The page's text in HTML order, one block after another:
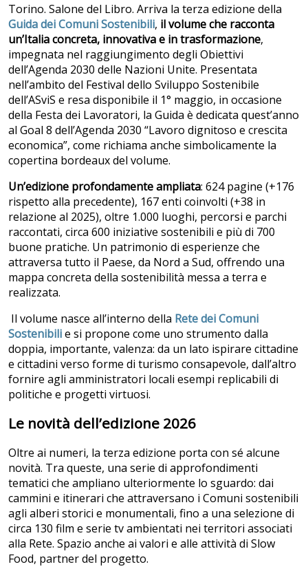
Torino. Salone del Libro. Arriva la terza edizione della
Guida dei Comuni Sostenibili, il volume che racconta
un’Italia concreta, innovativa e in trasformazione,
impegnata nel raggiungimento degli Obiettivi
dell’Agenda 2030 delle Nazioni Unite. Presentata
nell’ambito del Festival dello Sviluppo Sostenibile
dell’ASviS e resa disponibile il 1° maggio, in occasione
della Festa dei Lavoratori, la Guida è dedicata quest’anno
al Goal 8 dell’Agenda 2030 “Lavoro dignitoso e crescita
economica”, come richiama anche simbolicamente la
copertina bordeaux del volume.
Un’edizione profondamente ampliata: 624 pagine (+176
rispetto alla precedente), 167 enti coinvolti (+38 in
relazione al 2025), oltre 1.000 luoghi, percorsi e parchi
raccontati, circa 600 iniziative sostenibili e più di 700
buone pratiche. Un patrimonio di esperienze che
attraversa tutto il Paese, da Nord a Sud, offrendo una
mappa concreta della sostenibilità messa a terra e
realizzata.
Il volume nasce all’interno della Rete dei Comuni
Sostenibilie si propone come uno strumento dalla
doppia, importante, valenza: da un lato ispirare cittadine
e cittadini verso forme di turismo consapevole, dall’altro
fornire agli amministratori locali esempi replicabili di
politiche e progetti virtuosi.
Le novità dell’edizione 2026
Oltre ai numeri, la terza edizione porta con sé alcune
novità. Tra queste, una serie di approfondimenti
tematici che ampliano ulteriormente lo sguardo: dai
cammini e itinerari che attraversano i Comuni sostenibili
agli alberi storici e monumentali, fino a una selezione di
circa 130 film e serie tv ambientati nei territori associati
alla Rete. Spazio anche ai valori e alle attività di Slow
Food, partner del progetto.